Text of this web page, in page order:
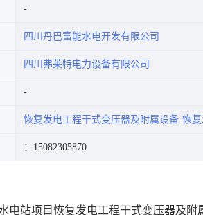
四川丹巴富能水电开发有限公司
四川弗莱特电力设备有限公司
恢复发电工程干式变压器及附属设备 恢
：15082305870
电站项目恢复发电工程干式变压器及附